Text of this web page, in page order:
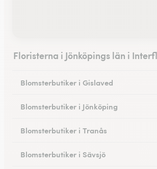
Floristerna i Jönköpings län i
Blomsterbutiker i Gislaved
Blomsterbutiker i Jönköping
Blomsterbutiker i Tranås
Blomsterbutiker i Sävsjö